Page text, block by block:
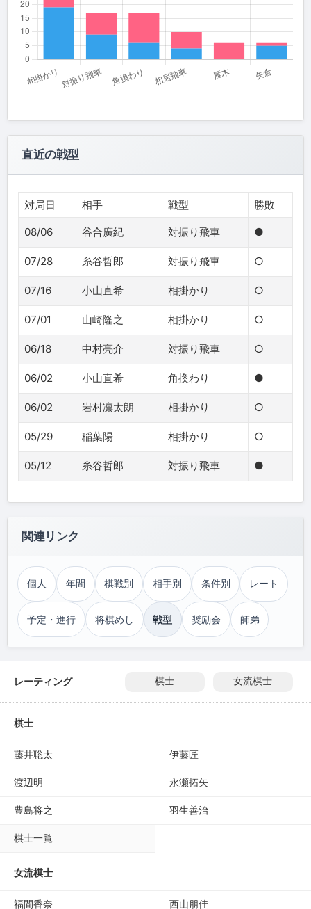
直近の戦型
対局日 相手 戦型 勝敗
08/06 谷合廣紀 対振り飛車 ●
07/28 糸谷哲郎 対振り飛車 ○
07/16 小山直希 相掛かり ○
07/01 山崎隆之 相掛かり ○
06/18 中村亮介 対振り飛車 ○
06/02 小山直希 角換わり ●
06/02 岩村凛太朗 相掛かり ○
05/29 稲葉陽 相掛かり ○
05/12 糸谷哲郎 対振り飛車 ●
関連リンク
個人 年間 棋戦別 相手別 条件別 レート
予定・進行 将棋めし 戦型 奨励会 師弟
レーティング 棋士 女流棋士
棋士
藤井聡太 伊藤匠
渡辺明 永瀬拓矢
豊島将之 羽生善治
棋士一覧
女流棋士
福間香奈 西山朋佳